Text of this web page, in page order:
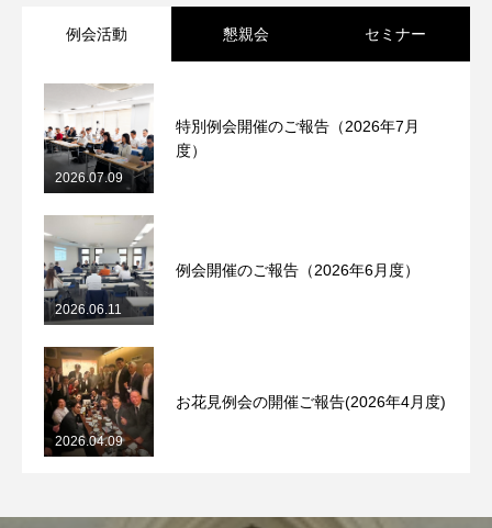
例会活動 懇親会 セミナー
特別例会開催のご報告（2026年7月
度）
2026.07.09
例会開催のご報告（2026年6月度）
2026.06.11
お花見例会の開催ご報告(2026年4月度)
2026.04.09